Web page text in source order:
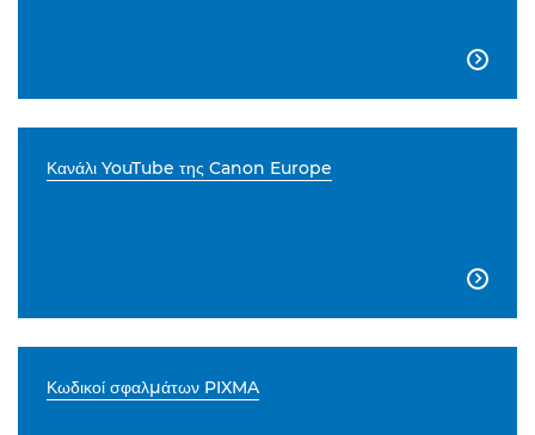

Κανάλι YouTube της Canon Europe

Κωδικοί σφαλμάτων PIXMA